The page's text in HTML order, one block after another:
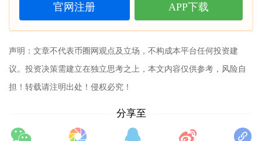
官网注册 APP下载
声明：文章不代表币圈网观点及立场，不构成本平台任何投资建
议。投资决策需建立在独立思考之上，本文内容仅供参考，风险自
担！转载请注明出处！侵权必究！
分享至